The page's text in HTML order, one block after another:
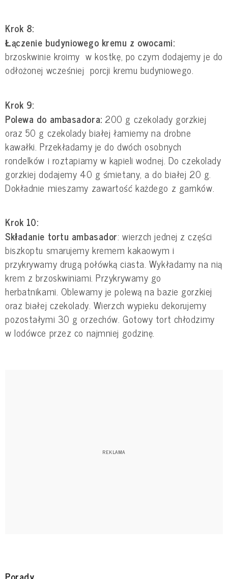
Krok 8:
Łączenie budyniowego kremu z owocami:
brzoskwinie kroimy w kostkę, po czym dodajemy je do
odłożonej wcześniej porcji kremu budyniowego.
Krok 9:
Polewa do ambasadora: 200 g czekolady gorzkiej
oraz 50 g czekolady białej łamiemy na drobne
kawałki. Przekładamy je do dwóch osobnych
rondelków i roztapiamy w kąpieli wodnej. Do czekolady
gorzkiej dodajemy 40 g śmietany, a do białej 20 g.
Dokładnie mieszamy zawartość każdego z garnków.
Krok 10:
Składanie tortu ambasador: wierzch jednej z części
biszkoptu smarujemy kremem kakaowym i
przykrywamy drugą połówką ciasta. Wykładamy na nią
krem z brzoskwiniami. Przykrywamy go
herbatnikami. Oblewamy je polewą na bazie gorzkiej
oraz białej czekolady. Wierzch wypieku dekorujemy
pozostałymi 30 g orzechów. Gotowy tort chłodzimy
w lodówce przez co najmniej godzinę.